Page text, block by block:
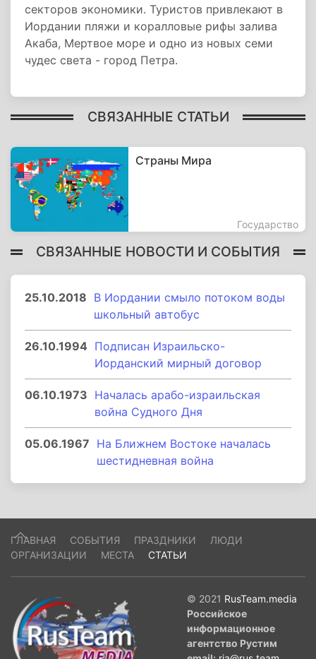
секторов экономики. Туристов привлекают в
Иордании пляжи и коралловые рифы залива
Акаба, Мертвое море и одно из новых семи
чудес света - город Петра.
СВЯЗАННЫЕ СТАТЬИ
Страны Мира
Государство
СВЯЗАННЫЕ НОВОСТИ И СОБЫТИЯ
25.10.2018 В Иордании смыло потоком воды
школьный автобус
26.10.1994 Подписан Израильско-
Иорданский мирный договор
06.10.1973 Началась арабо-израильская
война Судного Дня
05.06.1967 На Ближнем Востоке началась
шестидневная война
ГЛАВНАЯ СОБЫТИЯ ПРАЗДНИКИ
ЛЮДИ
ОРГАНИЗАЦИИ
МЕСТА СТАТЬИ
© 2021 RusTeam.media
Российское
информационное
агентство Рустим